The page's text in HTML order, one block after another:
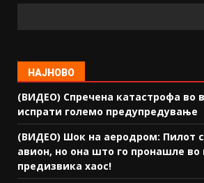
НАЈНОВО
(ВИДЕО) Спречена катастрофа во
испрати големо предупредување
(ВИДЕО) Шок на аеродром: Пилот
авион, но она што го пронашле во
предизвика хаос!